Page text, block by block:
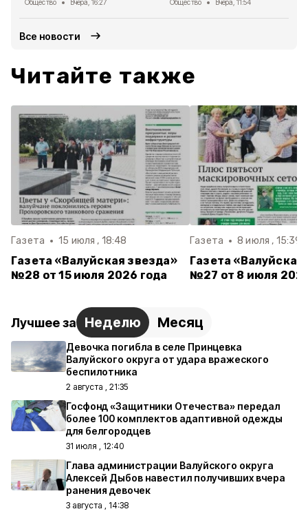
Общество Вчера, 16:27 Общество Вчера, 11:54
Все новости
Читайте также
Газета 15 июля , 18:48
Газета «Валуйская звезда»
№28 от 15 июля 2026 года
Газета 8 июля , 15:39
Газета «Валуйская
№27 от 8 июля
Лучшее за Неделю Месяц
Девочка погибла в селе Принцевка
Валуйского округа от удара вражеского
беспилотника
2 августа , 21:35
Госфонд «Защитники Отечества» передал
более 100 комплектов адаптивной одежды
для белгородцев
31 июля , 12:40
Глава администрации Валуйского округа
Алексей Дыбов навестил получивших вчера
ранения девочек
3 августа , 14:38